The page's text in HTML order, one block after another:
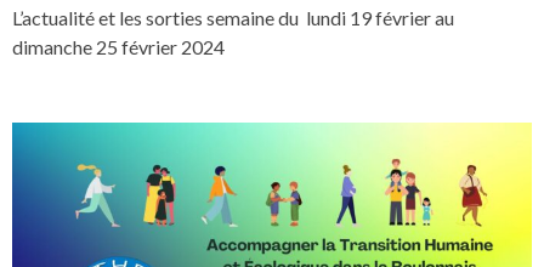
L’actualité et les sorties semaine du lundi 19 février au
dimanche 25 février 2024